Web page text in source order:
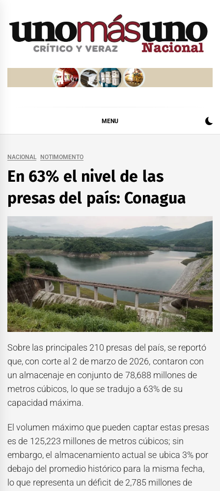
MENU
NACIONAL NOTIMOMENTO
En 63% el nivel de las
presas del país: Conagua
Sobre las principales 210 presas del país, se reportó
que, con corte al 2 de marzo de 2026, contaron con
un almacenaje en conjunto de 78,688 millones de
metros cúbicos, lo que se tradujo a 63% de su
capacidad máxima.
El volumen máximo que pueden captar estas presas
es de 125,223 millones de metros cúbicos; sin
embargo, el almacenamiento actual se ubica 3% por
debajo del promedio histórico para la misma fecha,
lo que representa un déficit de 2,785 millones de